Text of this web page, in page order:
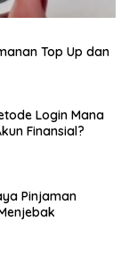
Top Up dan
Login Mana
Finansial?
Pinjaman